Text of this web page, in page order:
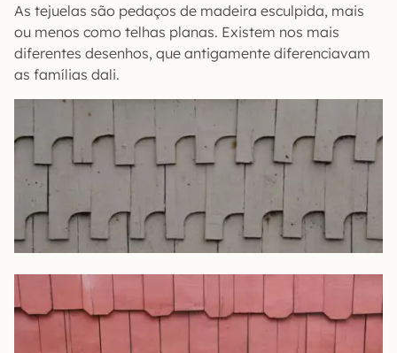
As tejuelas são pedaços de madeira esculpida, mais
ou menos como telhas planas. Existem nos mais
diferentes desenhos, que antigamente diferenciavam
as famílias dali.